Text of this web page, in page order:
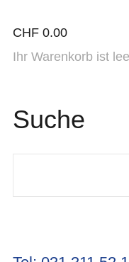
CHF 0.00
Ihr Warenkorb ist
Suche